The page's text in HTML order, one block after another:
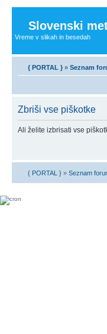
Slovenski
Vreme v slikah in besedah
{ PORTAL } » Seznam
Zbriši vse piškotke
Ali želite izbrisati vse
{ PORTAL } » Seznam